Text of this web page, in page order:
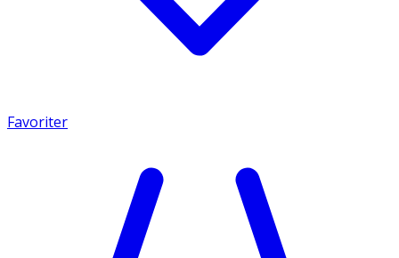
Favoriter